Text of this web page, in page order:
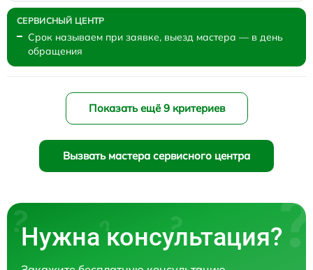
Срок называем при заявке, выезд мастера — в день
обращения
Показать ещё 9 критериев
Вызвать мастера сервисного центра
Нужна консультация?